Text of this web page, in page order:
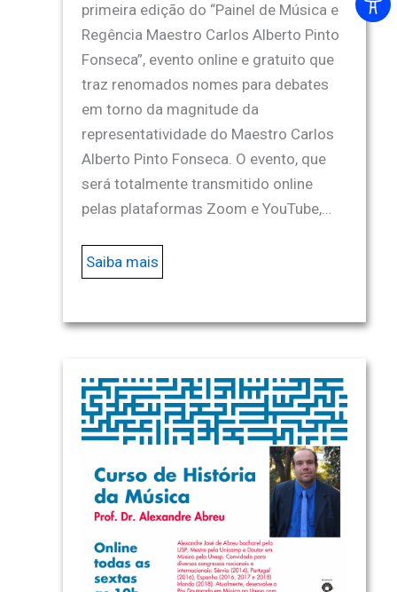
primeira edição do “Painel de Música e
Regência Maestro Carlos Alberto Pinto
Fonseca”, evento online e gratuito que
traz renomados nomes para debates
em torno da magnitude da
representatividade do Maestro Carlos
Alberto Pinto Fonseca. O evento, que
será totalmente transmitido online
pelas plataformas Zoom e YouTube,…
Saiba mais